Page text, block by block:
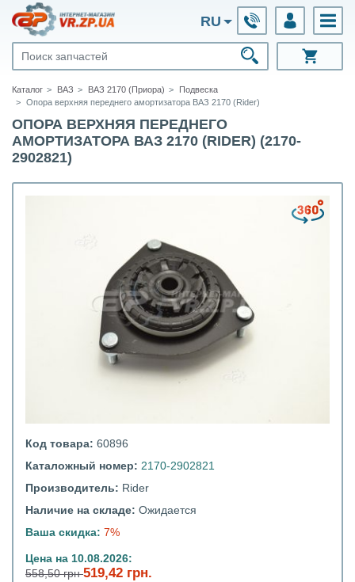
RU
Каталог ВАЗ ВАЗ 2170 (Приора)
Подвеска
Опора верхняя переднего амортизатора ВАЗ 2170 (Rider)
ОПОРА ВЕРХНЯЯ ПЕРЕДНЕГО
АМОРТИЗАТОРА ВАЗ 2170 (RIDER) (2170-
2902821)
Код товара: 60896
Каталожный номер: 2170-2902821
Производитель: Rider
Наличие на складе: Ожидается
Ваша скидка: 7%
Цена на 10.08.2026:
558,50 грн519,42 грн.